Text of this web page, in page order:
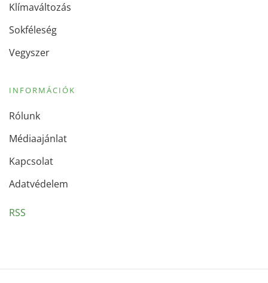
Klímaváltozás
Sokféleség
Vegyszer
INFORMÁCIÓK
Rólunk
Médiaajánlat
Kapcsolat
Adatvédelem
RSS